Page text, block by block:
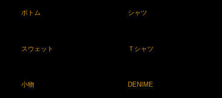
ボトム シャツ
スウェット Ｔシャツ
小物 DENIME